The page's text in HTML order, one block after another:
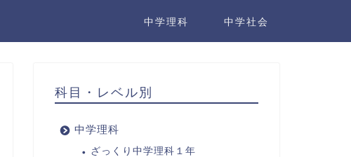
中学理科 中学社会
科目・レベル別
中学理科
ざっくり中学理科１年